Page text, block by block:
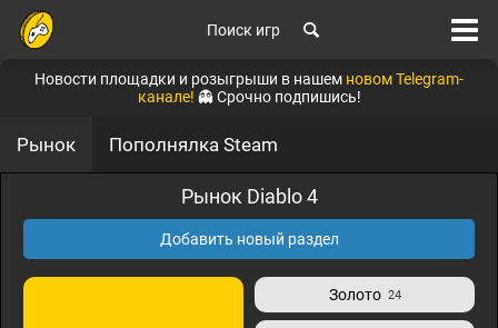
Поиск игр
Новости площадки и розыгрыши в нашем новом Telegram-
канале! 👻 Срочно подпишись!
Рынок Пополнялка Steam
Рынок Diablo 4
Добавить новый раздел
Золото 24